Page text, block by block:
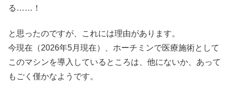
る……！
と思ったのですが、これには理由があります。
今現在（2026年5月現在）、ホーチミンで医療施術として
このマシンを導入しているところは、他にないか、あって
もごく僅かなようです。